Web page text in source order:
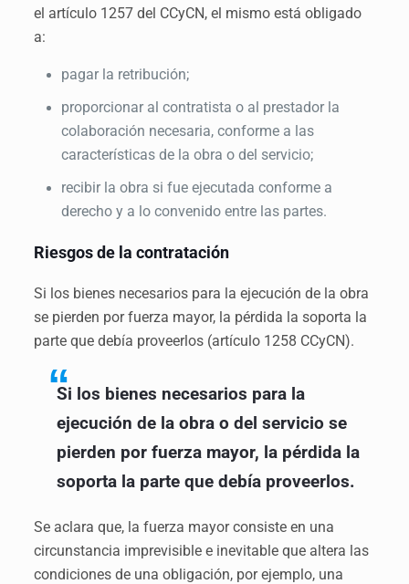
el artículo 1257 del CCyCN, el mismo está obligado
a:
pagar la retribución;
proporcionar al contratista o al prestador la
colaboración necesaria, conforme a las
características de la obra o del servicio;
recibir la obra si fue ejecutada conforme a
derecho y a lo convenido entre las partes.
Riesgos de la contratación
Si los bienes necesarios para la ejecución de la obra
se pierden por fuerza mayor, la pérdida la soporta la
parte que debía proveerlos (artículo 1258 CCyCN).
Si los bienes necesarios para la
ejecución de la obra o del servicio se
pierden por fuerza mayor, la pérdida la
soporta la parte que debía proveerlos.
Se aclara que, la fuerza mayor consiste en una
circunstancia imprevisible e inevitable que altera las
condiciones de una obligación, por ejemplo, una